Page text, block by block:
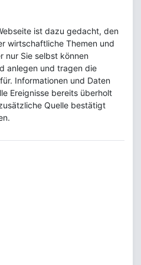
ist dazu gedacht, den
wirtschaftliche Themen und
nur Sie selbst können
anlegen und tragen die
Informationen und Daten
Ereignisse bereits überholt
Quelle bestätigt